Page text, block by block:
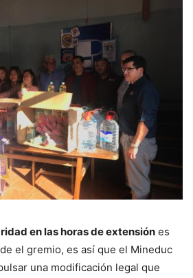
en las horas de extensión es
el gremio, es así que el Mineduc
una modificación legal que